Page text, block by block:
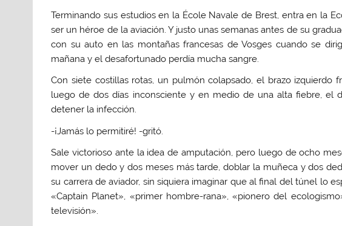
Terminando sus estudios en la École Navale de Brest, entra en la
ser un héroe de la aviación. Y justo unas semanas antes de su
con su auto en las montañas francesas de Vosges cuando se
mañana y el desafortunado perdía mucha sangre.
Con siete costillas rotas, un pulmón colapsado, el brazo izquierdo
luego de dos días inconsciente y en medio de una alta fiebre, el
detener la infección.
-¡Jamás lo permitiré! -gritó.
Sale victorioso ante la idea de amputación, pero luego de ocho
mover un dedo y dos meses más tarde, doblar la muñeca y dos
su carrera de aviador, sin siquiera imaginar que al final del túnel lo
«Captain Planet», «primer hombre-rana», «pionero del
televisión».